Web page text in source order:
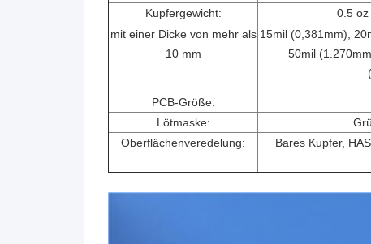
Kupfergewicht:
0.5
mit einer Dicke von mehr als
10 mm
15mil (0,381mm),
50mil
PCB-Größe:
Lötmaske:
Oberflächenveredelung:
Bares Kupfer,